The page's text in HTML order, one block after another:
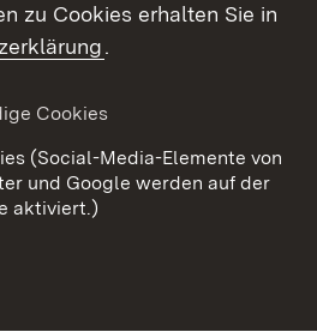
Datenschutz
Cookies
zu Cookies erhalten Sie in
.
Cookies
(Social-Media-Elemente von
und Google werden auf der
aktiviert.)